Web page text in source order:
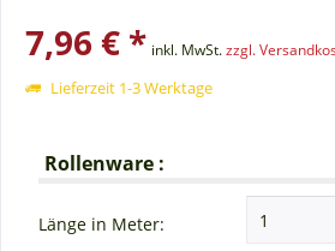
7,96 € * inkl. MwSt.zzgl.
Lieferzeit 1-3 Werktage
Rollenware :
Länge in Meter: